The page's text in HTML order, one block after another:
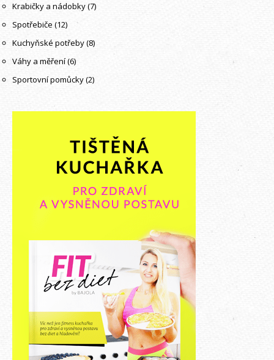
Krabičky a nádobky(7)
Spotřebiče (12)
Kuchyňské potřeby(8)
Váhy a měření(6)
Sportovní pomůcky(2)